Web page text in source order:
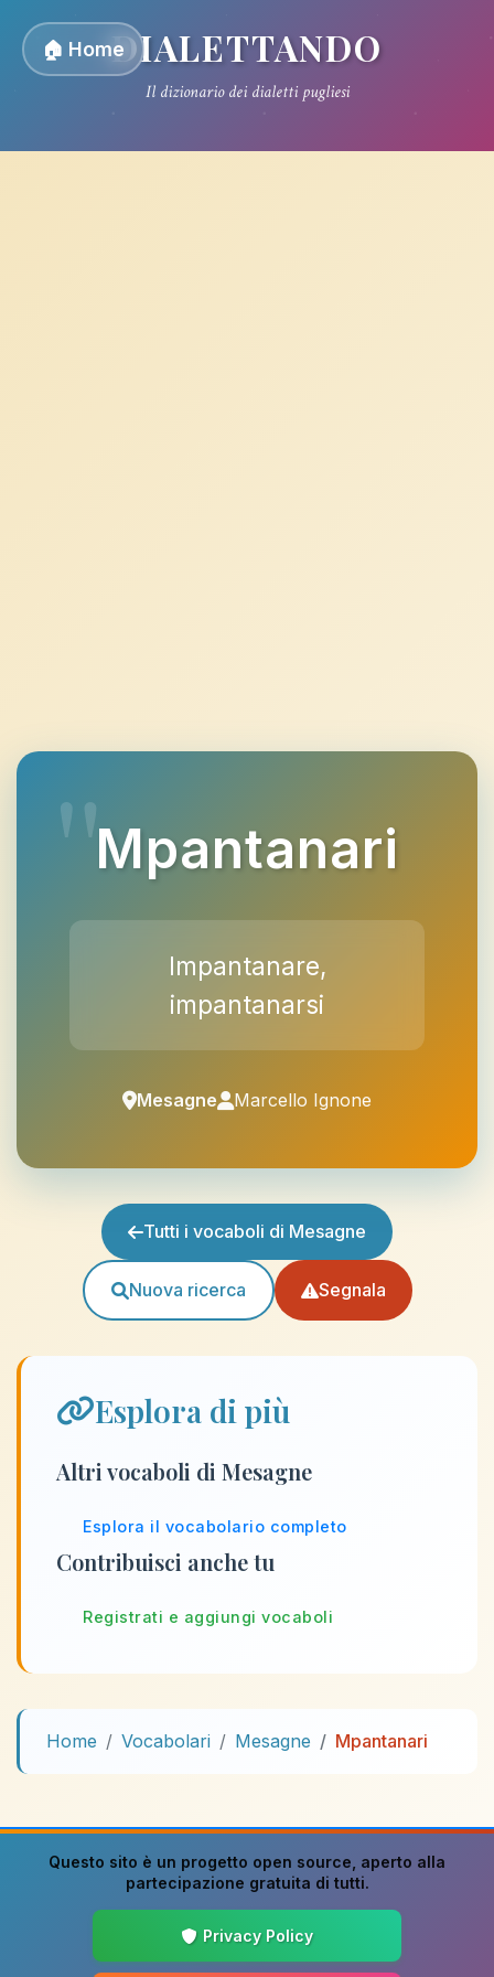
🏠 HomeDIALETTANDO
Il dizionario dei dialetti pugliesi
Mpantanari
Impantanare,
impantanarsi
Mesagne Marcello Ignone
Tutti i vocaboli di Mesagne
Nuova ricerca Segnala
Esplora di più
Altri vocaboli di Mesagne
Esplora il vocabolario completo
Contribuisci anche tu
Registrati e aggiungi vocaboli
Home Vocabolari Mesagne Mpantanari
Questo sito è un progetto open source , aperto alla
partecipazione gratuita di tutti.
Privacy Policy